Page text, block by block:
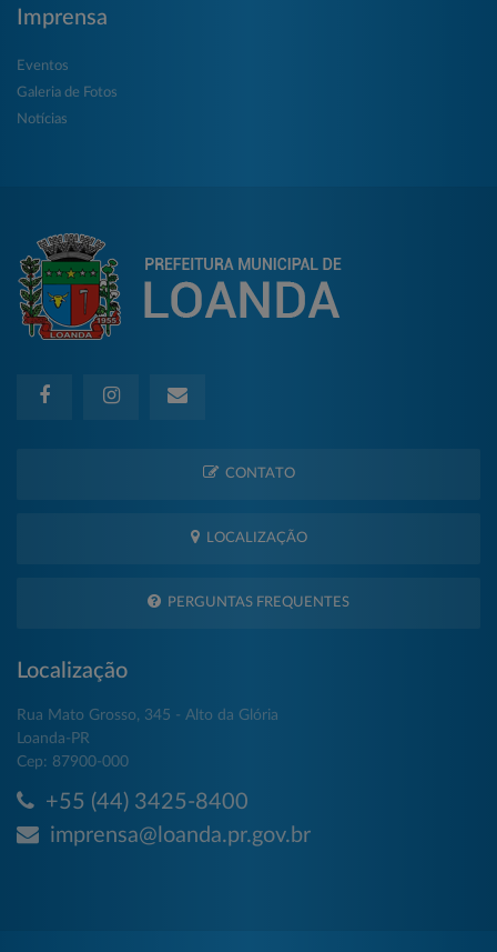
Imprensa
Eventos
Galeria de Fotos
Notícias
CONTATO
LOCALIZAÇÃO
PERGUNTAS FREQUENTES
Localização
Rua Mato Grosso, 345 - Alto da Glória
Loanda-PR
Cep: 87900-000
+55 (44) 3425-8400
imprensa@loanda.pr.gov.br